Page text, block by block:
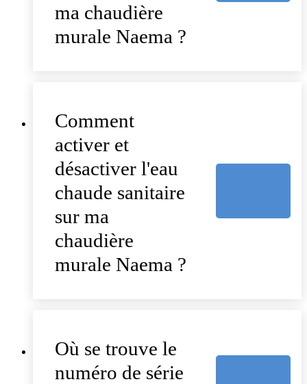
ma chaudière
murale Naema ?
Comment
activer et
désactiver l'eau
chaude sanitaire
sur ma
chaudière
murale Naema ?
Où se trouve le
numéro de série